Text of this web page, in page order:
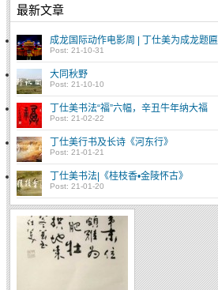
最新文章
成龙国际动作电影周 | 丁仕美为成龙题匾
Post: 21-10-31
大同秋野
Post: 21-10-10
丁仕美书法“福”六幅，辛丑牛年纳大福
Post: 21-02-22
丁仕美行书及长诗《河东行》
Post: 21-01-21
丁仕美书法|《桂枝香•金陵怀古》
Post: 21-01-20